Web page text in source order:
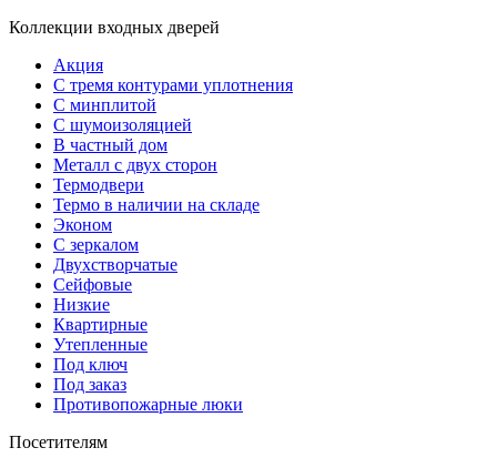
Коллекции входных дверей
Акция
С тремя контурами уплотнения
С минплитой
С шумоизоляцией
В частный дом
Металл с двух сторон
Термодвери
Термо в наличии на складе
Эконом
С зеркалом
Двухстворчатые
Сейфовые
Низкие
Квартирные
Утепленные
Под ключ
Под заказ
Противопожарные люки
Посетителям